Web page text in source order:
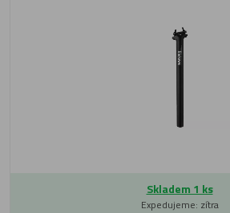
Skladem 1 ks
Expedujeme: zítra